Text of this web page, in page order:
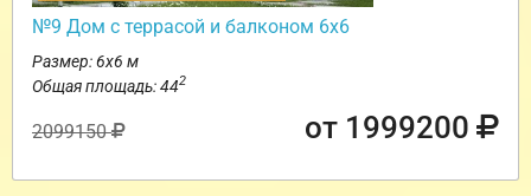
№9 Дом с террасой и балконом 6х6
Размер: 6х6 м
Общая площадь: 442
2099150 от 1999200